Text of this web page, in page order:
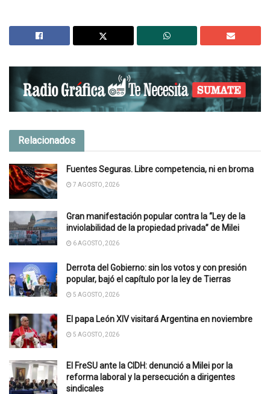
Relacionados
Fuentes Seguras. Libre competencia, ni en broma
7 AGOSTO, 2026
Gran manifestación popular contra la “Ley de la
inviolabilidad de la propiedad privada” de Milei
6 AGOSTO, 2026
Derrota del Gobierno: sin los votos y con presión
popular, bajó el capítulo por la ley de Tierras
5 AGOSTO, 2026
El papa León XIV visitará Argentina en noviembre
5 AGOSTO, 2026
El FreSU ante la CIDH: denunció a Milei por la
reforma laboral y la persecución a dirigentes
sindicales